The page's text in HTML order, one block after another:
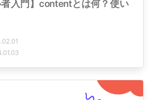
者入門】contentとは何？使い